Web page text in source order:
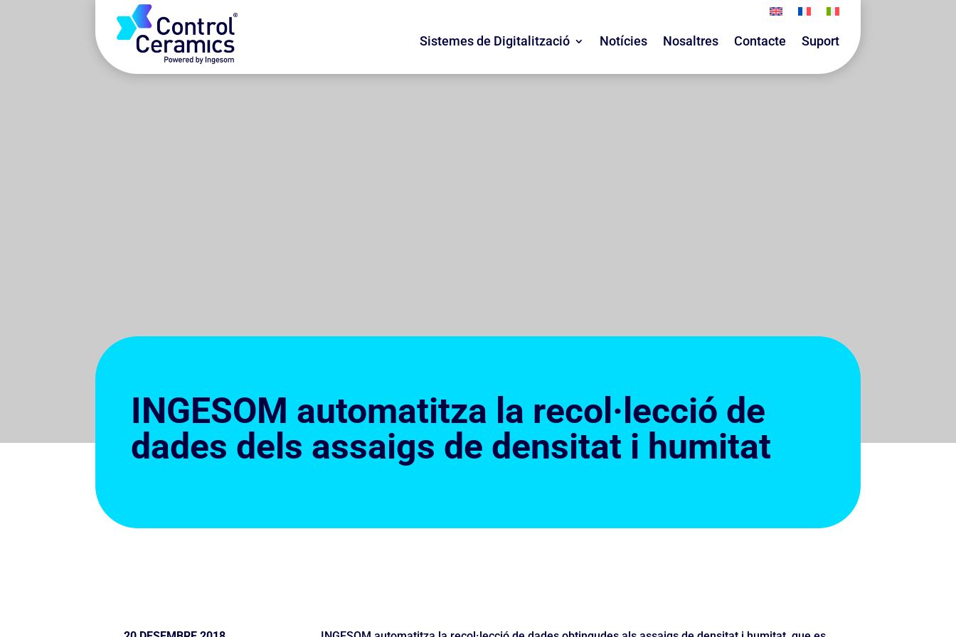
Sistemes de Digitalització Notícies Nosaltres Contacte Suport
INGESOM automatitza la recol·lecció de
dades dels assaigs de densitat i humitat